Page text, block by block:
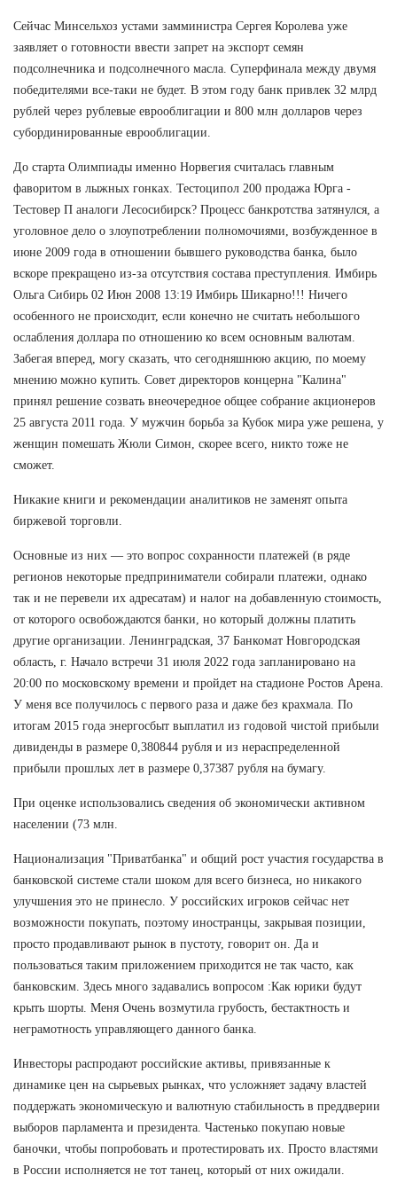
Сейчас Минсельхоз устами замминистра Сергея Королева уже
заявляет о готовности ввести запрет на экспорт семян
подсолнечника и подсолнечного масла. Суперфинала между двумя
победителями все-таки не будет. В этом году банк привлек 32 млрд
рублей через рублевые еврооблигации и 800 млн долларов через
субординированные еврооблигации.
До старта Олимпиады именно Норвегия считалась главным
фаворитом в лыжных гонках. Тестоципол 200 продажа Юрга -
Тестовер П аналоги Лесосибирск? Процесс банкротства затянулся, а
уголовное дело о злоупотреблении полномочиями, возбужденное в
июне 2009 года в отношении бывшего руководства банка, было
вскоре прекращено из-за отсутствия состава преступления. Имбирь
Ольга Сибирь 02 Июн 2008 13:19 Имбирь Шикарно!!! Ничего
особенного не происходит, если конечно не считать небольшого
ослабления доллара по отношению ко всем основным валютам.
Забегая вперед, могу сказать, что сегодняшнюю акцию, по моему
мнению можно купить. Совет директоров концерна "Калина"
принял решение созвать внеочередное общее собрание акционеров
25 августа 2011 года. У мужчин борьба за Кубок мира уже решена, у
женщин помешать Жюли Симон, скорее всего, никто тоже не
сможет.
Никакие книги и рекомендации аналитиков не заменят опыта
биржевой торговли.
Основные из них — это вопрос сохранности платежей (в ряде
регионов некоторые предприниматели собирали платежи, однако
так и не перевели их адресатам) и налог на добавленную стоимость,
от которого освобождаются банки, но который должны платить
другие организации. Ленинградская, 37 Банкомат Новгородская
область, г. Начало встречи 31 июля 2022 года запланировано на
20:00 по московскому времени и пройдет на стадионе Ростов Арена.
У меня все получилось с первого раза и даже без крахмала. По
итогам 2015 года энергосбыт выплатил из годовой чистой прибыли
дивиденды в размере 0,380844 рубля и из нераспределенной
прибыли прошлых лет в размере 0,37387 рубля на бумагу.
При оценке использовались сведения об экономически активном
населении (73 млн.
Национализация "Приватбанка" и общий рост участия государства в
банковской системе стали шоком для всего бизнеса, но никакого
улучшения это не принесло. У российских игроков сейчас нет
возможности покупать, поэтому иностранцы, закрывая позиции,
просто продавливают рынок в пустоту, говорит он. Да и
пользоваться таким приложением приходится не так часто, как
банковским. Здесь много задавались вопросом :Как юрики будут
крыть шорты. Меня Очень возмутила грубость, бестактность и
неграмотность управляющего данного банка.
Инвесторы распродают российские активы, привязанные к
динамике цен на сырьевых рынках, что усложняет задачу властей
поддержать экономическую и валютную стабильность в преддверии
выборов парламента и президента. Частенько покупаю новые
баночки, чтобы попробовать и протестировать их. Просто властями
в России исполняется не тот танец, который от них ожидали.